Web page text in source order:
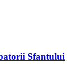
Sfantului